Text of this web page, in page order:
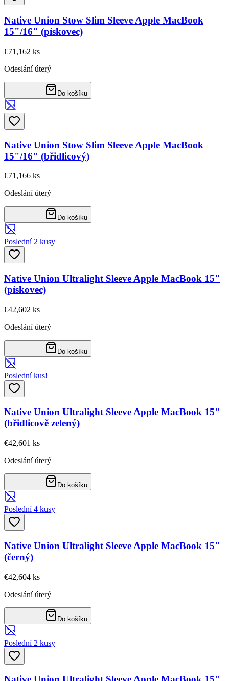
Native Union Stow Slim Sleeve Apple MacBook
15"/16" (pískovec)
€71,162 ks
Odeslání úterý
Do košíku
Native Union Stow Slim Sleeve Apple MacBook
15"/16" (břidlicový)
€71,166 ks
Odeslání úterý
Do košíku
Poslední 2 kusy
Native Union Ultralight Sleeve Apple MacBook 15"
(pískovec)
€42,602 ks
Odeslání úterý
Do košíku
Poslední kus!
Native Union Ultralight Sleeve Apple MacBook 15"
(břidlicově zelený)
€42,601 ks
Odeslání úterý
Do košíku
Poslední 4 kusy
Native Union Ultralight Sleeve Apple MacBook 15"
(černý)
€42,604 ks
Odeslání úterý
Do košíku
Poslední 2 kusy